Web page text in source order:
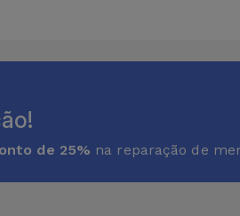
de 25% na reparação de